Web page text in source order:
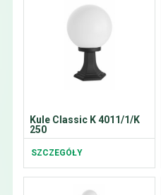
Kule Classic K 4011/1/K
250
SZCZEGÓŁY